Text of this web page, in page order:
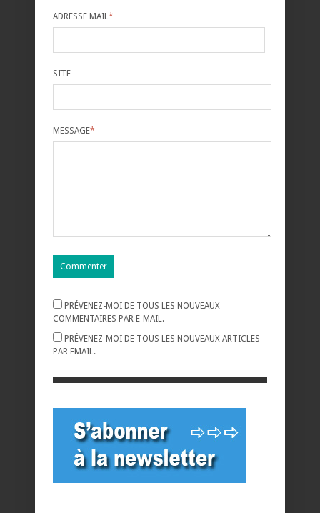
ADRESSE MAIL *
SITE
MESSAGE*
PRÉVENEZ-MOI DE TOUS LES NOUVEAUX
COMMENTAIRES PAR E-MAIL.
PRÉVENEZ-MOI DE TOUS LES NOUVEAUX ARTICLES
PAR EMAIL.